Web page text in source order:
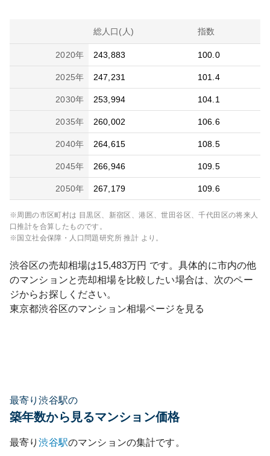
総人口(人) 指数
2020年 243,883 100.0
2025年 247,231 101.4
2030年 253,994 104.1
2035年 260,002 106.6
2040年 264,615 108.5
2045年 266,946 109.5
2050年 267,179 109.6
※周囲の市区町村は 目黒区、新宿区、港区、世田谷区、千代田区の将来人
口推計を合算したものです。
※国立社会保障・人口問題研究所 推計 より。
渋谷区の売却相場は15,483万円 です。具体的に市内の他
のマンションと売却相場を比較したい場合は、次のペー
ジからお探しください。
東京都渋谷区のマンション相場ページを見る
最寄り渋谷駅の
築年数から見るマンション価格
最寄り渋谷駅のマンションの集計です。